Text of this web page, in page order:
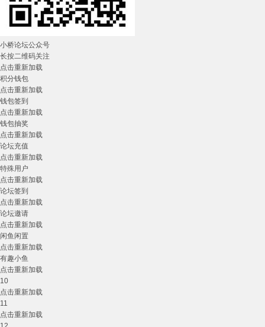
小桥论坛公众号
长按二维码关注
点击重新加载
积分钱包
点击重新加载
钱包签到
点击重新加载
钱包抽奖
点击重新加载
论坛充值
点击重新加载
特殊用户
点击重新加载
论坛签到
点击重新加载
论坛邀请
点击重新加载
闲鱼闲置
点击重新加载
有趣小鱼
点击重新加载
10
点击重新加载
11
点击重新加载